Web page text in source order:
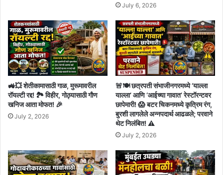
July 6, 2026
🚜💥 शेतीकामासाठी गाळ, मुरूमावरील
रॉयल्टी रद्द! 🏞️ विहीर, गोठ्यासाठी गौण
खनिज आता मोफत! 🎉
July 2, 2026
🚨🍽️ छत्रपती संभाजीनगरमध्ये ‘याल्ला
याल्ला’ आणि ‘आईच्या गावात’ रेस्टॉरन्टवर
छापेमारी! 😱 बटर चिकनमध्ये कृत्रिम रंग,
बुरशी लागलेले अन्नपदार्थ आढळले; परवाने
थेट निलंबित! ⚠️
July 2, 2026